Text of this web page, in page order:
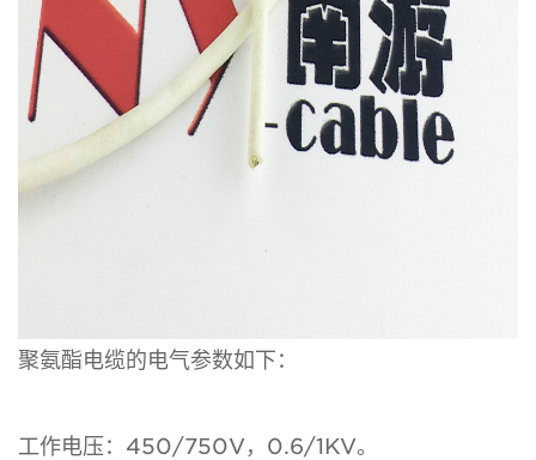
聚氨酯电缆的电气参数如下：
工作电压：450/750V，0.6/1KV。